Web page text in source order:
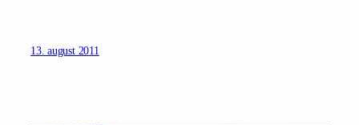
13. august 2011